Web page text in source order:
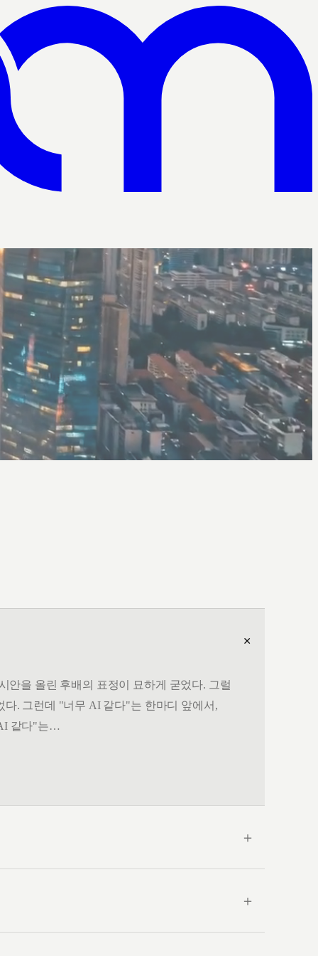
＋
안을 올린 후배의 표정이 묘하게 굳었다. 그럴
. 그런데 "너무 AI 같다"는 한마디 앞에서,
같다"는…
＋
＋